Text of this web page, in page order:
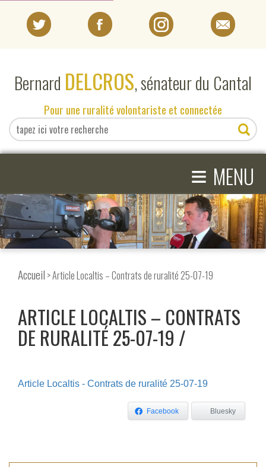
Bernard DELCROS, sénateur du Cantal
Pour une ruralité volontariste et connectée
≡ MENU
EN DIRECT DU SÉNAT
EN DIRECT DU CANTAL
COMPRENDRE LE SÉNAT
Accueil > Article Localtis – Contrats de ruralité 25-07-19
ARTICLE LOCALTIS – CONTRATS
DE RURALITÉ 25-07-19
Article Localtis - Contrats de ruralité 25-07-19
Facebook Bluesky